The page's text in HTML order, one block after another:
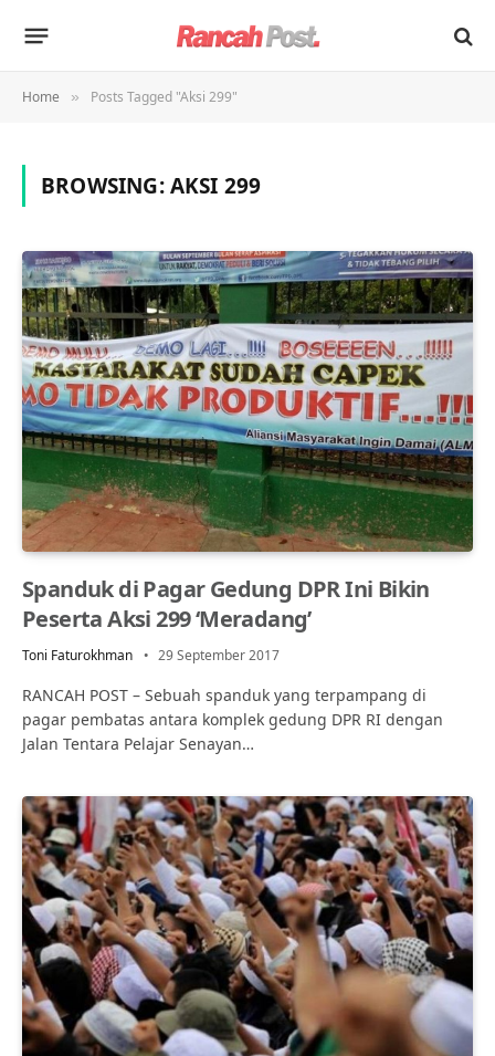
Home » Posts Tagged "Aksi 299"
BROWSING:AKSI 299
Spanduk di Pagar Gedung DPR Ini Bikin
Peserta Aksi 299 ‘Meradang’
Toni Faturokhman 29 September 2017
RANCAH POST – Sebuah spanduk yang terpampang di
pagar pembatas antara komplek gedung DPR RI dengan
Jalan Tentara Pelajar Senayan…